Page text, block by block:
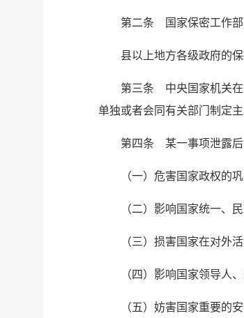
第二条 国家保密工作部
县以上地方各级政府的
第三条 中央国家机关在
单独或者会同有关部门制定
第四条 某一事项泄露后
（一）危害国家政权的
（二）影响国家统一、
（三）损害国家在对外
（四）影响国家领导人
（五）妨害国家重要的